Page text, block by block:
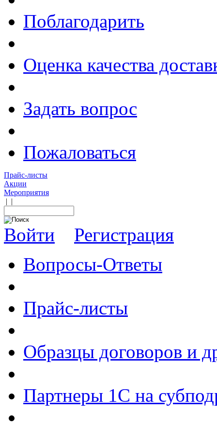
Поблагодарить
Оценка качества
Задать вопрос
Пожаловаться
Прайс-листы
Акции
Мероприятия
| |
Войти
Регистрация
Вопросы-Ответы
Прайс-листы
Образцы договоров и
Партнеры 1С на